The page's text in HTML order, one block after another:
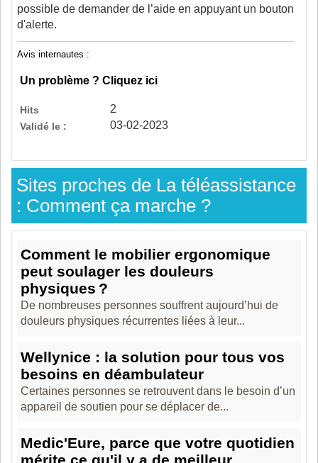
possible de demander de l’aide en appuyant un bouton
d'alerte.
Avis internautes :
Un problème ? Cliquez ici
Hits 2
Validé le : 03-02-2023
Sites proches de La téléassistance
: Comment ça marche ?
Comment le mobilier ergonomique
peut soulager les douleurs
physiques ?
De nombreuses personnes souffrent aujourd’hui de
douleurs physiques récurrentes liées à leur...
Wellynice : la solution pour tous vos
besoins en déambulateur
Certaines personnes se retrouvent dans le besoin d’un
appareil de soutien pour se déplacer de...
Medic'Eure, parce que votre quotidien
mérite ce qu'il y a de meilleur.